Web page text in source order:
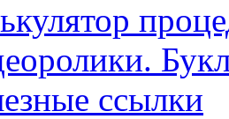
ссылки